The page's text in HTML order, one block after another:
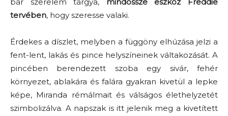
tervében, hogy szeresse valaki.
Érdekes a díszlet, melyben a függöny elhúzása jelzi a
fent-lent, lakás és pince helyszíneinek váltakozását. A
pincében berendezett szoba egy sivár, fehér
környezet, ablakára és falára gyakran kivetül a lepke
képe, Miranda rémálmait és válságos élethelyzetét
szimbolizálva. A napszak is itt jelenik meg a kivetített